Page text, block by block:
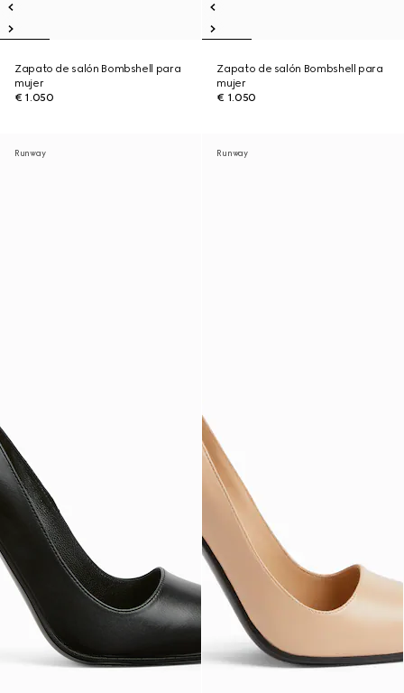
Zapato de salón Bombshell para
mujer
€ 1.050
Zapato de salón Bombshell para
mujer
€ 1.050
Runway Runway